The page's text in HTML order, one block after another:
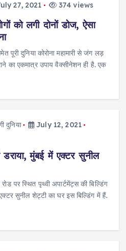
27, 2021 374 views
को लगी दोनों डोज, ऐसा
पूरी दुनिया कोरोना महामारी से जंग लड़
का एकमात्र उपाय वैक्सीनेशन ही है. एक
दुनिया
July 12, 2021
डराया, मुंबई में एक्टर सुनील
पर स्थित पृथ्वी अपार्टमेंट्स की बिल्डिंग
सुनील शेट्टी का घर इस बिल्डिंग में हैं.